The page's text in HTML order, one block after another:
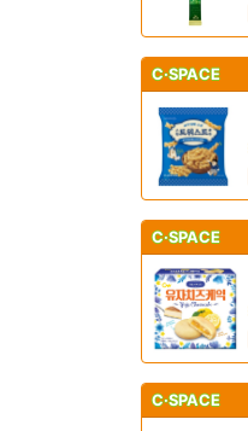
C·SPACE
C·SPACE
C·SPACE